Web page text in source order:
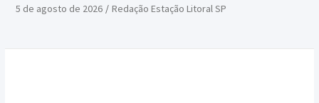
5 de agosto de 2026 Redação Estação Litoral SP